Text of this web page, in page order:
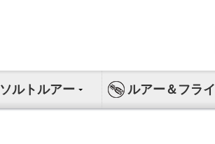
ソルトルアー ルアー＆フライ